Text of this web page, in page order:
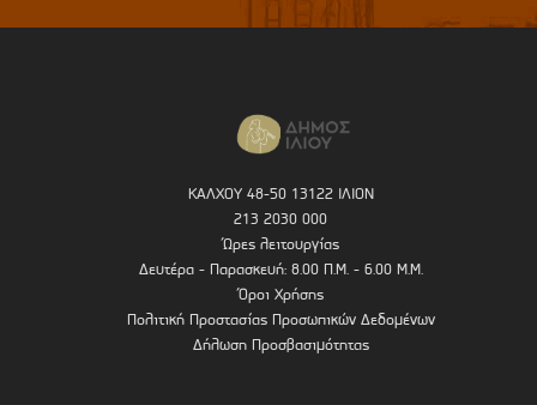
ΚΑΛΧΟΥ 48-50 13122 ΙΛΙΟΝ
213 2030 000
Ώρες λειτουργίας
Δευτέρα - Παρασκευή: 8.00 Π.Μ. - 6.00 Μ.Μ.
Όροι Χρήσης
Πολιτική Προστασίας Προσωπικών Δεδομένων
Δήλωση Προσβασιμότητας